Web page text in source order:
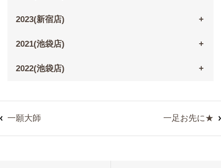
2023(新宿店)
2021(池袋店)
2022(池袋店)
一願大師 一足お先に★